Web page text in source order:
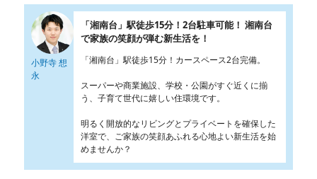
小野寺 想
永
「湘南台」駅徒歩15分！2台駐車可能！ 湘南台
で家族の笑顔が弾む新生活を！
「湘南台」駅徒歩15分！カースペース2台完備。
スーパーや商業施設、学校・公園がすぐ近くに揃
う、子育て世代に嬉しい住環境です。
明るく開放的なリビングとプライベートを確保した
洋室で、ご家族の笑顔あふれる心地よい新生活を始
めませんか？